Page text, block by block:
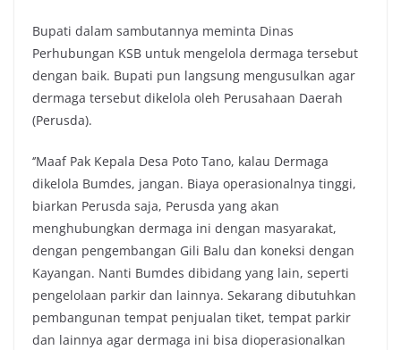
Bupati dalam sambutannya meminta Dinas
Perhubungan KSB untuk mengelola dermaga tersebut
dengan baik. Bupati pun langsung mengusulkan agar
dermaga tersebut dikelola oleh Perusahaan Daerah
(Perusda).
‘’Maaf Pak Kepala Desa Poto Tano, kalau Dermaga
dikelola Bumdes, jangan. Biaya operasionalnya tinggi,
biarkan Perusda saja, Perusda yang akan
menghubungkan dermaga ini dengan masyarakat,
dengan pengembangan Gili Balu dan koneksi dengan
Kayangan. Nanti Bumdes dibidang yang lain, seperti
pengelolaan parkir dan lainnya. Sekarang dibutuhkan
pembangunan tempat penjualan tiket, tempat parkir
dan lainnya agar dermaga ini bisa dioperasionalkan